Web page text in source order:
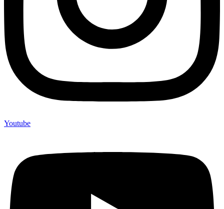
Youtube